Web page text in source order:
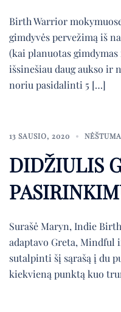
Birth Warrior
gimdyvės pervežimą iš
(kai planuotas gimdymas
išsinešiau daug aukso ir
noriu pasidalinti 5 […]
13 SAUSIO, 2020
DIDŽIULIS
Surašė Maryn, Indie
adaptavo Greta, Mindful
sutalpinti šį sąrašą į du
kiekvieną punktą kuo